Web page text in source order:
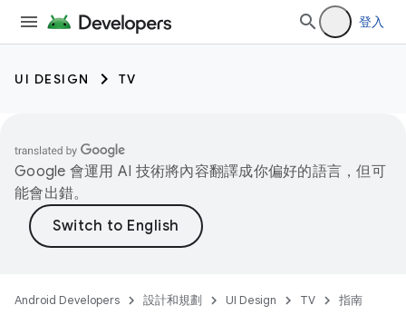
登入
UI DESIGN TV
Google 會運用 AI 技術將內容翻譯成你偏好的語言，但可
能會出錯。
Android Developers 設計和規劃 UI Design TV 指南